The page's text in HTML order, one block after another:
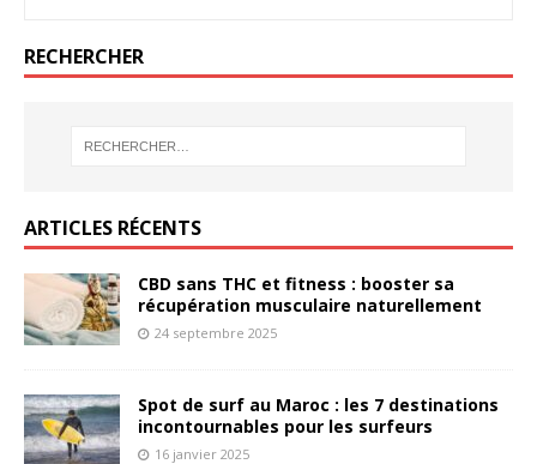
RECHERCHER
ARTICLES RÉCENTS
CBD sans THC et fitness : booster sa
récupération musculaire naturellement
24 septembre 2025
Spot de surf au Maroc : les 7 destinations
incontournables pour les surfeurs
16 janvier 2025